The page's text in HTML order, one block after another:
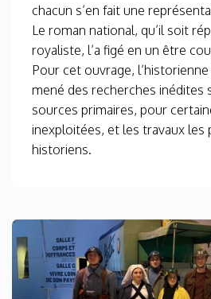
chacun s’en fait une
Le roman national, qu’il soit
royaliste, l’a figé en un être
Pour cet ouvrage,
mené des recherches inédites
sources primaires, pour
inexploitées, et les travaux les
historiens.